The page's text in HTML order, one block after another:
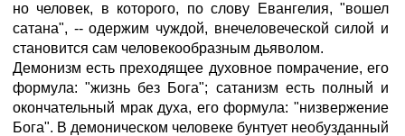
но человек, в которого, по слову Евангелия, "вошел
сатана", -- одержим чуждой, внечеловеческой силой и
становится сам человекообразным дьяволом.
Демонизм есть преходящее духовное помрачение, его
формула: "жизнь без Бога"; сатанизм есть полный и
окончательный мрак духа, его формула: "низвержение
Бога". В демоническом человеке бунтует необузданный